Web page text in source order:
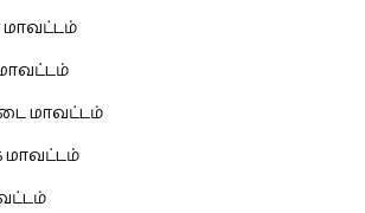
மாவட்டம்
மாவட்டம்